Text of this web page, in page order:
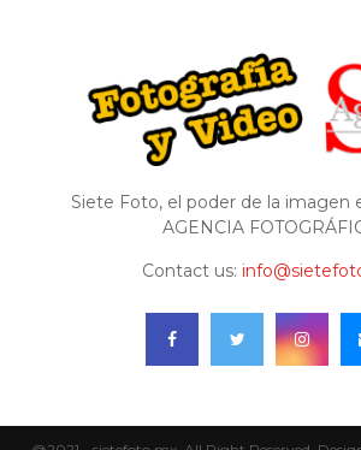
Siete Foto, el poder de la imagen
AGENCIA
Contact us: